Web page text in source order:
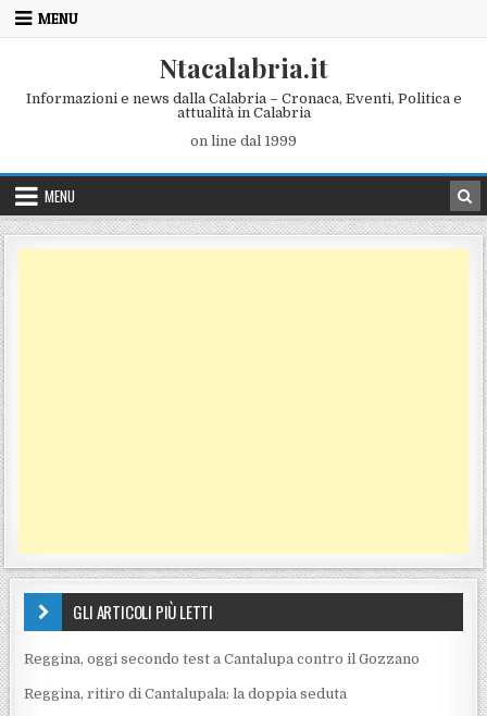
Skip to content
MENU
Ntacalabria.it
Informazioni e news dalla Calabria – Cronaca, Eventi, Politica e
attualità in Calabria
on line dal 1999
MENU
GLI ARTICOLI PIÙ LETTI
Reggina, oggi secondo test a Cantalupa contro il Gozzano
Reggina, ritiro di Cantalupala: la doppia seduta